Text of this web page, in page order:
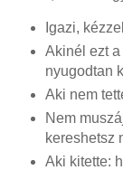
Igazi,
Akinél ezt a
nyugodtan
Aki nem
Nem
kereshetsz
Aki kitette: